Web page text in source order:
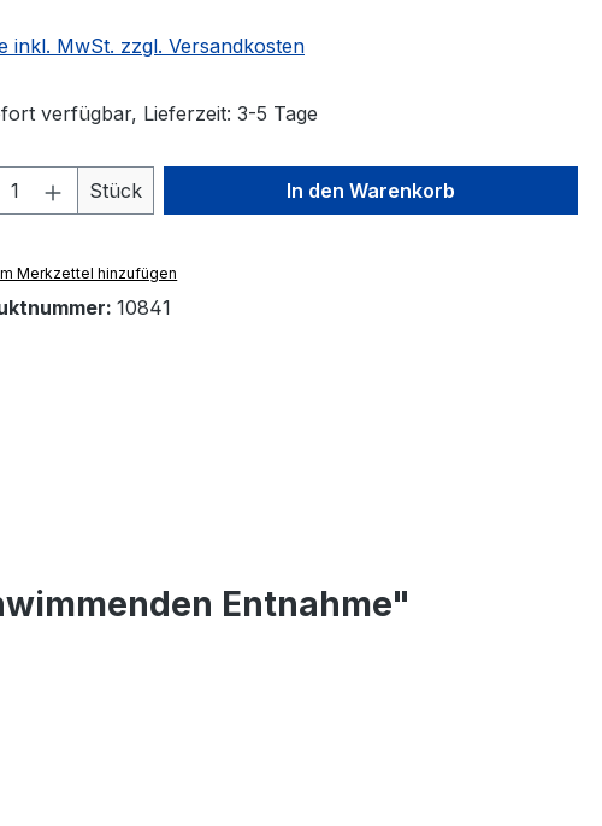
inkl. MwSt. zzgl. Versandkosten
verfügbar, Lieferzeit: 3-5 Tage
Anzahl: Gib den gewünschten Wert
Stück In den Warenkorb
Merkzettel hinzufügen
10841
Entnahme"